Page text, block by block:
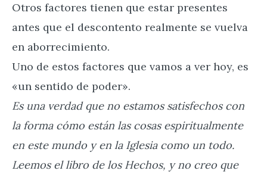
Otros factores tienen que estar presentes
antes que el descontento realmente se vuelva
en aborrecimiento.
Uno de estos factores que vamos a ver hoy, es
«un sentido de poder».
Es una verdad que no estamos satisfechos con
la forma cómo están las cosas espiritualmente
en este mundo y en la Iglesia como un todo.
Leemos el libro de los Hechos, y no creo que